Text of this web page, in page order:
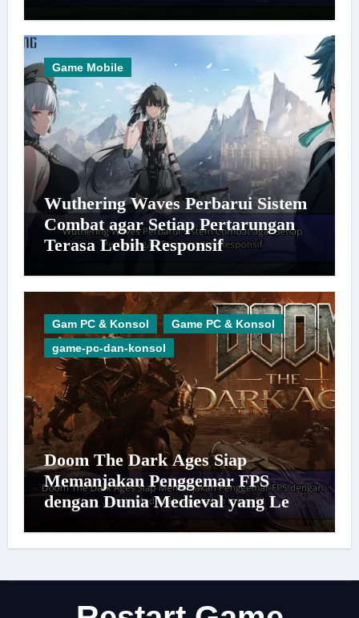
Game Mobile
Wuthering Waves Perbarui Sistem
Combat agar Setiap Pertarungan
Terasa Lebih Responsif
Gam PC & Konsol
Game PC & Konsol
game-pc-dan-konsol
Doom The Dark Ages Siap
Memanjakan Penggemar FPS
dengan Dunia Medieval yang Lebih